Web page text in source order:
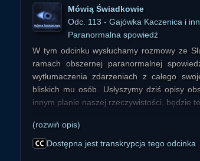
Mówią Świadkowie
Odc. 113 - Gajówka Kaczenica i
Paranormalna spowiedź
W tym odcinku wysłuchamy rozmowy ze
ramach obszernej paranormalnej
wytłumaczenia zdarzeniach z całego
bliskich mu osób. Usłyszymy dziś opisy
innym planie naszej rzeczywistości, będzie
START 00:00:00
Wstęp 00:01:08
(rozwiń opis)
Dostępna jest transkrypcja tego odcinka